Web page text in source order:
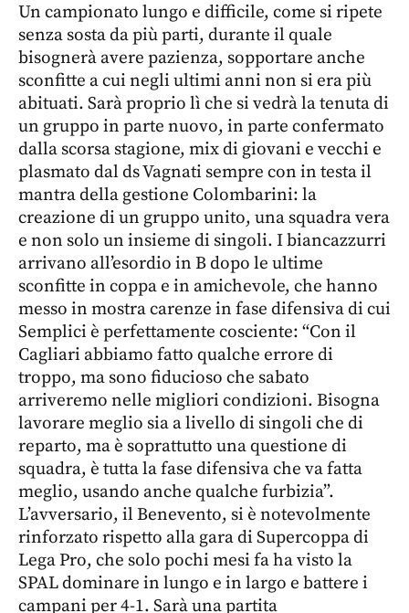
Un campionato lungo e difficile, come si ripete
senza sosta da più parti, durante il quale
bisognerà avere pazienza, sopportare anche
sconfitte a cui negli ultimi anni non si era più
abituati. Sarà proprio lì che si vedrà la tenuta di
un gruppo in parte nuovo, in parte confermato
dalla scorsa stagione, mix di giovani e vecchi e
plasmato dal ds Vagnati sempre con in testa il
mantra della gestione Colombarini: la
creazione di un gruppo unito, una squadra vera
e non solo un insieme di singoli. I biancazzurri
arrivano all’esordio in B dopo le ultime
sconfitte in coppa e in amichevole, che hanno
messo in mostra carenze in fase difensiva di cui
Semplici è perfettamente cosciente: “Con il
Cagliari abbiamo fatto qualche errore di
troppo, ma sono fiducioso che sabato
arriveremo nelle migliori condizioni. Bisogna
lavorare meglio sia a livello di singoli che di
reparto, ma è soprattutto una questione di
squadra, è tutta la fase difensiva che va fatta
meglio, usando anche qualche furbizia”.
L’avversario, il Benevento, si è notevolmente
rinforzato rispetto alla gara di Supercoppa di
Lega Pro, che solo pochi mesi fa ha visto la
SPAL dominare in lungo e in largo e battere i
campani per 4-1. Sarà una partita